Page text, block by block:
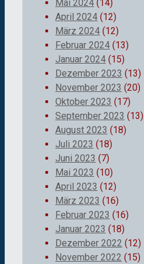
Mai 2024 (14)
April 2024 (12)
März 2024 (12)
Februar 2024 (13)
Januar 2024 (15)
Dezember 2023 (13)
November 2023 (20)
Oktober 2023 (17)
September 2023 (13)
August 2023 (18)
Juli 2023 (18)
Juni 2023 (7)
Mai 2023 (10)
April 2023 (12)
März 2023 (16)
Februar 2023 (16)
Januar 2023 (18)
Dezember 2022 (12)
November 2022 (15)